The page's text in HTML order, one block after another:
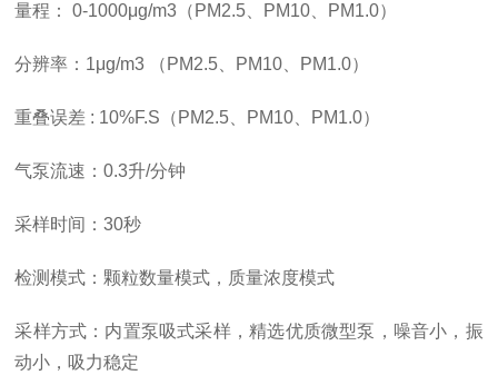
量程：0-1000μg/m3 （ PM2.5 PM10 PM1.0）
分辨率： 1μg/m3 （ PM2.5 PM10 PM1.0）
重叠误差 : 10%F.S （ PM2.5 PM10 PM1.0）
气泵流速：0.3升/分钟
采样时间：30秒
检测模式：颗粒数量模式，质量浓度模式
采样方式：内置泵吸式采样，精选优质微型泵，噪音小，振
动小，吸力稳定